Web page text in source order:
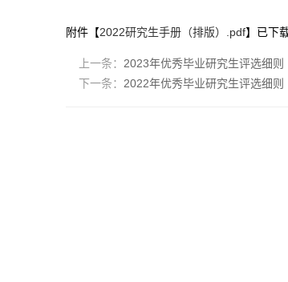
附件【2022研究生手册（排版）.pdf】已下
上一条： 2023年优秀毕业研究生评选细则
下一条： 2022年优秀毕业研究生评选细则